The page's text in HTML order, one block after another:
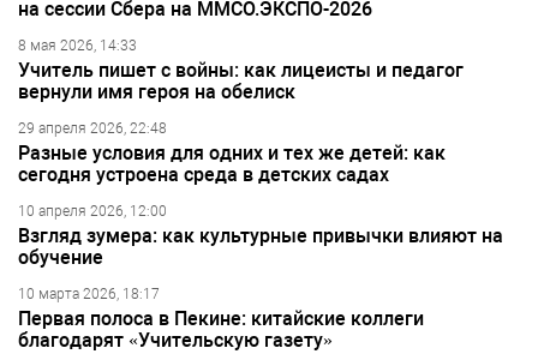
на сессии Сбера на ММСО.ЭКСПО-2026
8 мая 2026, 14:33
Учитель пишет с войны: как лицеисты и педагог
вернули имя героя на обелиск
29 апреля 2026, 22:48
Разные условия для одних и тех же детей: как
сегодня устроена среда в детских садах
10 апреля 2026, 12:00
Взгляд зумера: как культурные привычки влияют на
обучение
10 марта 2026, 18:17
Первая полоса в Пекине: китайские коллеги
благодарят «Учительскую газету»